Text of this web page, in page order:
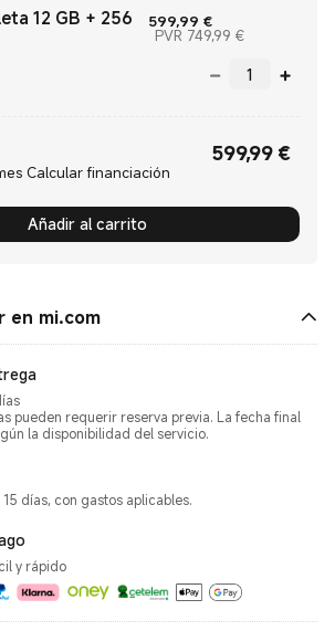
12 GB + 256
599,99 €Current Price
PVR 749,99 €Precio de
599,99 €
Calcular financiación
Añadir al carrito
en mi.com
pueden requerir reserva previa. La fecha final
la disponibilidad del servicio.
días, con gastos aplicables.
y rápido